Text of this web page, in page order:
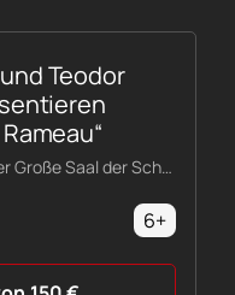
Teodor
Sankt Petersburg, Der Große Saal der Schostakowitsch-Philharmonie
6+